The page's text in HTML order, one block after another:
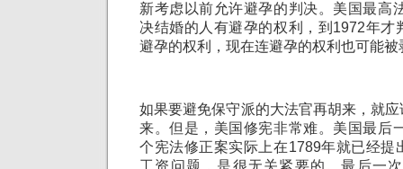
新考虑以前允许避孕的判决。美国最高
决结婚的人有避孕的权利，到1972年才
避孕的权利，现在连避孕的权利也可能被
如果要避免保守派的大法官再胡来，就
来。但是，美国修宪非常难。美国最后
个宪法修正案实际上在1789年就已经提
工资问题，是很无关紧要的。最后一